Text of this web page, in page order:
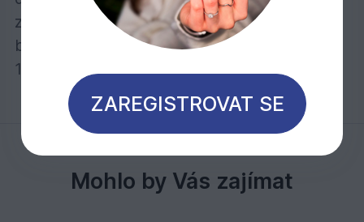
zpravidla jeden nátěr na očištěný povrch –
bez obrušování!
1 litr stačí při jednom nátěru na cca 18 m2
Mohlo by Vás zajímat
ZAREGISTROVAT SE